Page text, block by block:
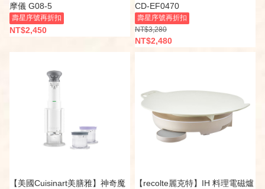
摩儀 G08-5
壽星序號再折扣
NT$2,450
CD-EF0470
壽星序號再折扣
NT$3,280
NT$2,480
【美國Cuisinart美膳雅】神奇魔
【recolte麗克特】IH 料理電磁爐